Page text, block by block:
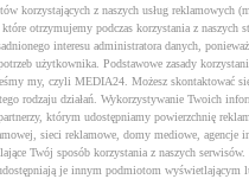
korzystających z naszych usług reklamowych
otrzymujemy podczas korzystania z naszych
interesu administratora danych,
użytkownika. Podstawowe zasady
my, czyli MEDIA24. Możesz skontaktować
rodzaju działań. Wykorzystywanie Twoich
którym udostępniamy powierzchnię
sieci reklamowe, domy mediowe, agencje
Twój sposób korzystania z naszych
je innym podmiotom wyświetlającym